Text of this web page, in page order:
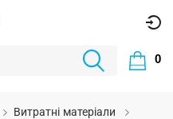
0
Витратні матеріали